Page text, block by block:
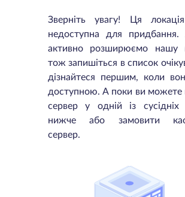
Зверніть увагу! Ця
недоступна для
активно розширюємо нашу
тож запишіться в список
дізнайтеся першим, коли
доступною. А поки ви можете
сервер у одній із сусідніх
нижче або замовити
сервер.